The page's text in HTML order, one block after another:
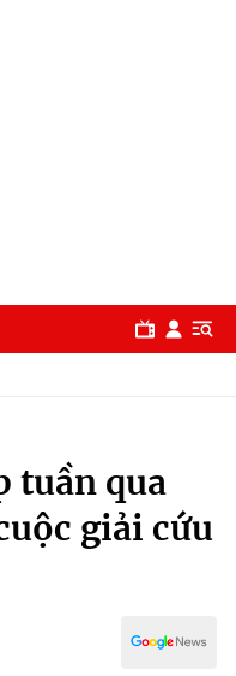
tuần qua
giải cứu